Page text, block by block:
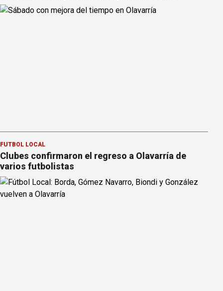
FÚTBOL LOCAL
Clubes confirmaron el regreso a Olavarría de
varios futbolistas